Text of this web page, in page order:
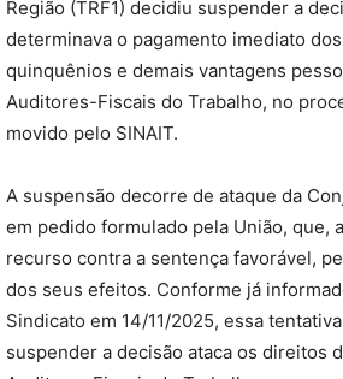
Região (TRF1) decidiu suspender a
determinava o pagamento imediato
quinquênios e demais vantagens
Auditores-Fiscais do Trabalho, no
movido pelo SINAIT.
A suspensão decorre de ataque da
em pedido formulado pela União, que,
recurso contra a sentença favorável,
dos seus efeitos. Conforme já
Sindicato em 14/11/2025, essa
suspender a decisão ataca os direitos